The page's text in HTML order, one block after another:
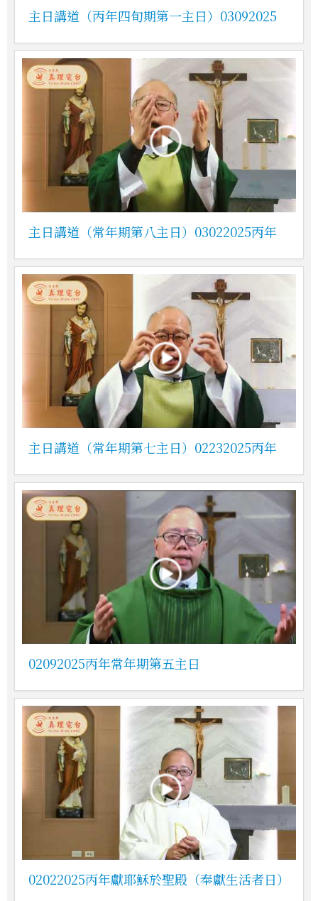
主日講道（丙年四旬期第一主日）03092025
主日講道（常年期第八主日）03022025丙年
主日講道（常年期第七主日）02232025丙年
02092025丙年常年期第五主日
02022025丙年獻耶穌於聖殿（奉獻生活者日）